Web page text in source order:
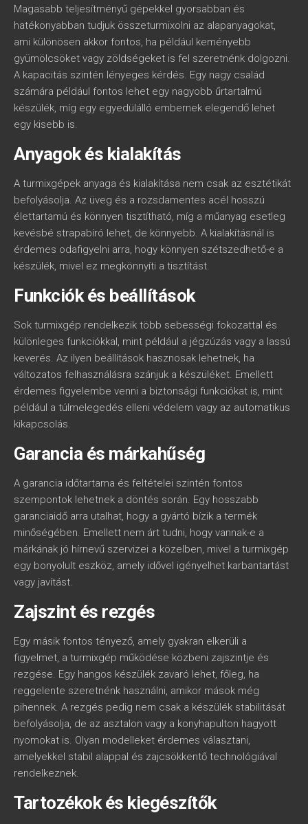
Magasabb teljesítményű gépekkel gyorsabban és
hatékonyabban tudjuk összeturmixolni az alapanyagokat,
ami különösen akkor fontos, ha például keményebb
gyümölcsöket vagy zöldségeket is fel szeretnénk dolgozni.
A kapacitás szintén lényeges kérdés. Egy nagy család
számára például fontos lehet egy nagyobb űrtartalmú
készülék, míg egy egyedülálló embernek elegendő lehet
egy kisebb is.
Anyagok és kialakítás
A turmixgépek anyaga és kialakítása nem csak az esztétikát
befolyásolja. Az üveg és a rozsdamentes acél hosszú
élettartamú és könnyen tisztítható, míg a műanyag esetleg
kevésbé strapabíró lehet, de könnyebb. A kialakításnál is
érdemes odafigyelni arra, hogy könnyen szétszedhető-e a
készülék, mivel ez megkönnyíti a tisztítást.
Funkciók és beállítások
Sok turmixgép rendelkezik több sebességi fokozattal és
különleges funkciókkal, mint például a jégzúzás vagy a lassú
keverés. Az ilyen beállítások hasznosak lehetnek, ha
változatos felhasználásra szánjuk a készüléket. Emellett
érdemes figyelembe venni a biztonsági funkciókat is, mint
például a túlmelegedés elleni védelem vagy az automatikus
kikapcsolás.
Garancia és márkahűség
A garancia időtartama és feltételei szintén fontos
szempontok lehetnek a döntés során. Egy hosszabb
garanciaidő arra utalhat, hogy a gyártó bízik a termék
minőségében. Emellett nem árt tudni, hogy vannak-e a
márkának jó hírnevű szervizei a közelben, mivel a turmixgép
egy bonyolult eszköz, amely idővel igényelhet karbantartást
vagy javítást.
Zajszint és rezgés
Egy másik fontos tényező, amely gyakran elkerüli a
figyelmet, a turmixgép működése közbeni zajszintje és
rezgése. Egy hangos készülék zavaró lehet, főleg, ha
reggelente szeretnénk használni, amikor mások még
pihennek. A rezgés pedig nem csak a készülék stabilitását
befolyásolja, de az asztalon vagy a konyhapulton hagyott
nyomokat is. Olyan modelleket érdemes választani,
amelyekkel stabil alappal és zajcsökkentő technológiával
rendelkeznek.
Tartozékok és kiegészítők